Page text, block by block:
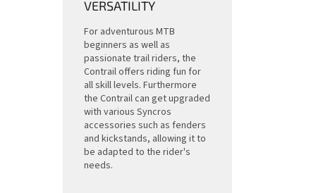
VERSATILITY
For adventurous MTB
beginners as well as
passionate trail riders, the
Contrail offers riding fun for
all skill levels. Furthermore
the Contrail can get upgraded
with various Syncros
accessories such as fenders
and kickstands, allowing it to
be adapted to the rider's
needs.